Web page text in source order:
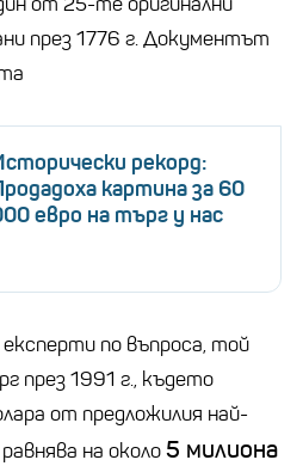
през 1776 г. Документът
рекорд:
картина за 60
евро на търг у нас
по въпроса, той
през 1991 г., където
от предложилия най-
на около5 милиона